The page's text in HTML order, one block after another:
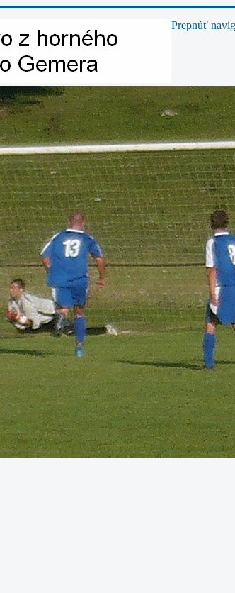
Prepnúť